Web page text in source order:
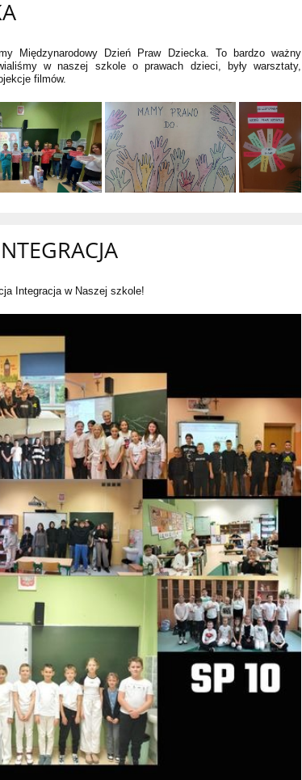
Międzynarodowy Dzień Praw Dziecka. To bardzo ważny
w naszej szkole o prawach dzieci, były warsztaty,
filmów.
Integracjaw Naszej szkole!